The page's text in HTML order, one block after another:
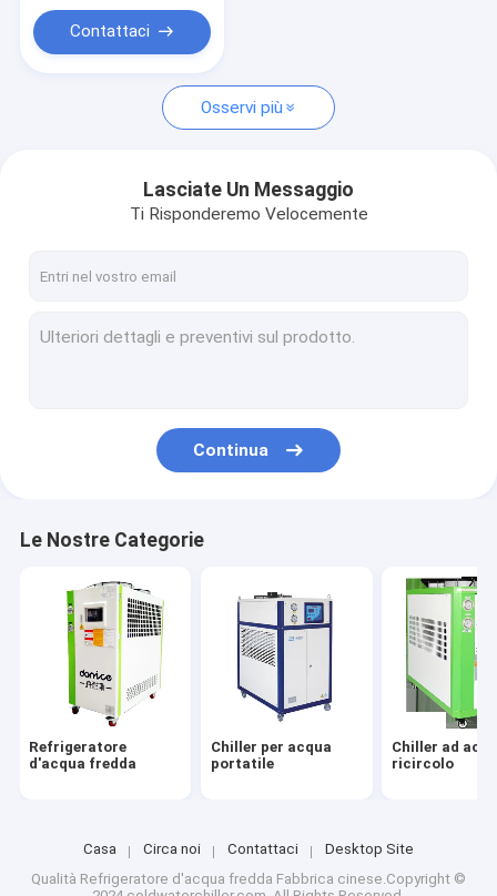
Stanza di conservazione frigorifera
Filtro a maglia di alluminio
Customized
Contattaci
Osservi più
Lasciate Un Messaggio
Ti Risponderemo Velocemente
Continua
Le Nostre Categorie
Refrigeratore
d'acqua fredda
Chiller per acqua
portatile
Chiller ad
ricircolo
Casa Circa noi Contattaci
Desktop Site
Qualità Refrigeratore d'acqua fredda Fabbrica cinese.Copyright ©